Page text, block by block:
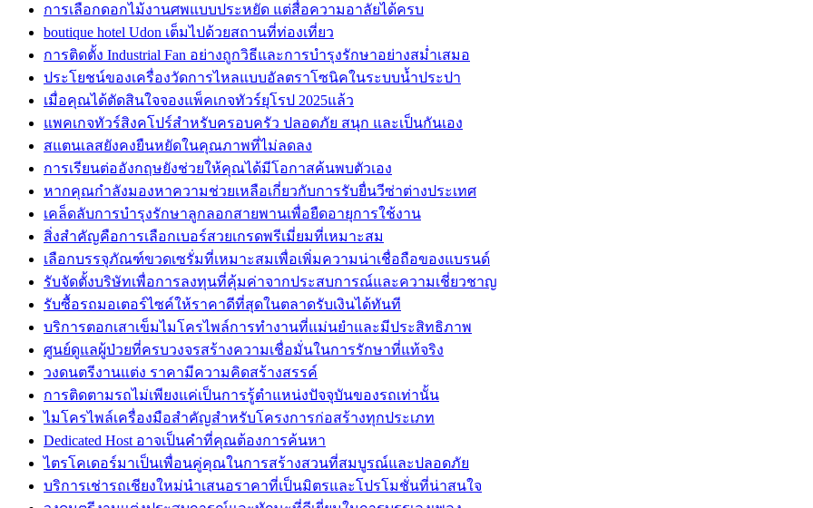
การเลือกดอกไม้งานศพแบบประหยัด แต่สื่อความอาลัยได้ครบ
boutique hotel Udon เต็มไปด้วยสถานที่ท่องเที่ยว
การติดตั้ง Industrial Fan อย่างถูกวิธีและการบำรุงรักษาอย่างสม่ำเสมอ
ประโยชน์ของเครื่องวัดการไหลแบบอัลตราโซนิคในระบบน้ำประปา
เมื่อคุณได้ตัดสินใจจองแพ็คเกจทัวร์ยุโรป 2025แล้ว
แพคเกจทัวร์สิงคโปร์สำหรับครอบครัว ปลอดภัย สนุก และเป็นกันเอง
สแตนเลสยังคงยืนหยัดในคุณภาพที่ไม่ลดลง
การเรียนต่ออังกฤษยังช่วยให้คุณได้มีโอกาสค้นพบตัวเอง
หากคุณกำลังมองหาความช่วยเหลือเกี่ยวกับการรับยื่นวีซ่าต่างประเทศ
เคล็ดลับการบำรุงรักษาลูกลอกสายพานเพื่อยืดอายุการใช้งาน
สิ่งสำคัญคือการเลือกเบอร์สวยเกรดพรีเมี่ยมที่เหมาะสม
เลือกบรรจุภัณฑ์ขวดเซรั่มที่เหมาะสมเพื่อเพิ่มความน่าเชื่อถือของแบรนด์
รับจัดตั้งบริษัทเพื่อการลงทุนที่คุ้มค่าจากประสบการณ์และความเชี่ยวชาญ
รับซื้อรถมอเตอร์ไซค์ให้ราคาดีที่สุดในตลาดรับเงินได้ทันที
บริการตอกเสาเข็มไมโครไพล์การทำงานที่แม่นยำและมีประสิทธิภาพ
ศูนย์ดูแลผู้ป่วยที่ครบวงจรสร้างความเชื่อมั่นในการรักษาที่แท้จริง
วงดนตรีงานแต่ง ราคามีความคิดสร้างสรรค์
การติดตามรถไม่เพียงแค่เป็นการรู้ตำแหน่งปัจจุบันของรถเท่านั้น
ไมโครไพล์เครื่องมือสำคัญสำหรับโครงการก่อสร้างทุกประเภท
Dedicated Host อาจเป็นคำที่คุณต้องการค้นหา
ไตรโคเดอร์มาเป็นเพื่อนคู่คุณในการสร้างสวนที่สมบูรณ์และปลอดภัย
บริการเช่ารถเชียงใหม่นำเสนอราคาที่เป็นมิตรและโปรโมชั่นที่น่าสนใจ